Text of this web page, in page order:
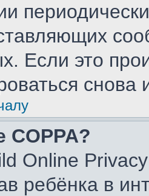
Если это
снова
COPPA?
Online
ребёнка в